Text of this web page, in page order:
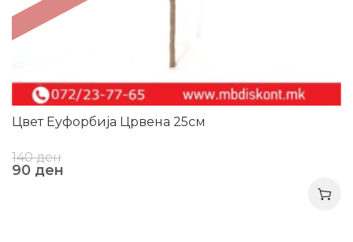
Цвет Еуфорбија Црвена 25см
140ден
90 ден